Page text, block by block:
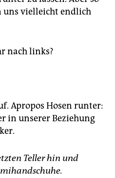
uns vielleicht endlich
nach links?
Apropos Hosen runter:
in unserer Beziehung
Teller hin und